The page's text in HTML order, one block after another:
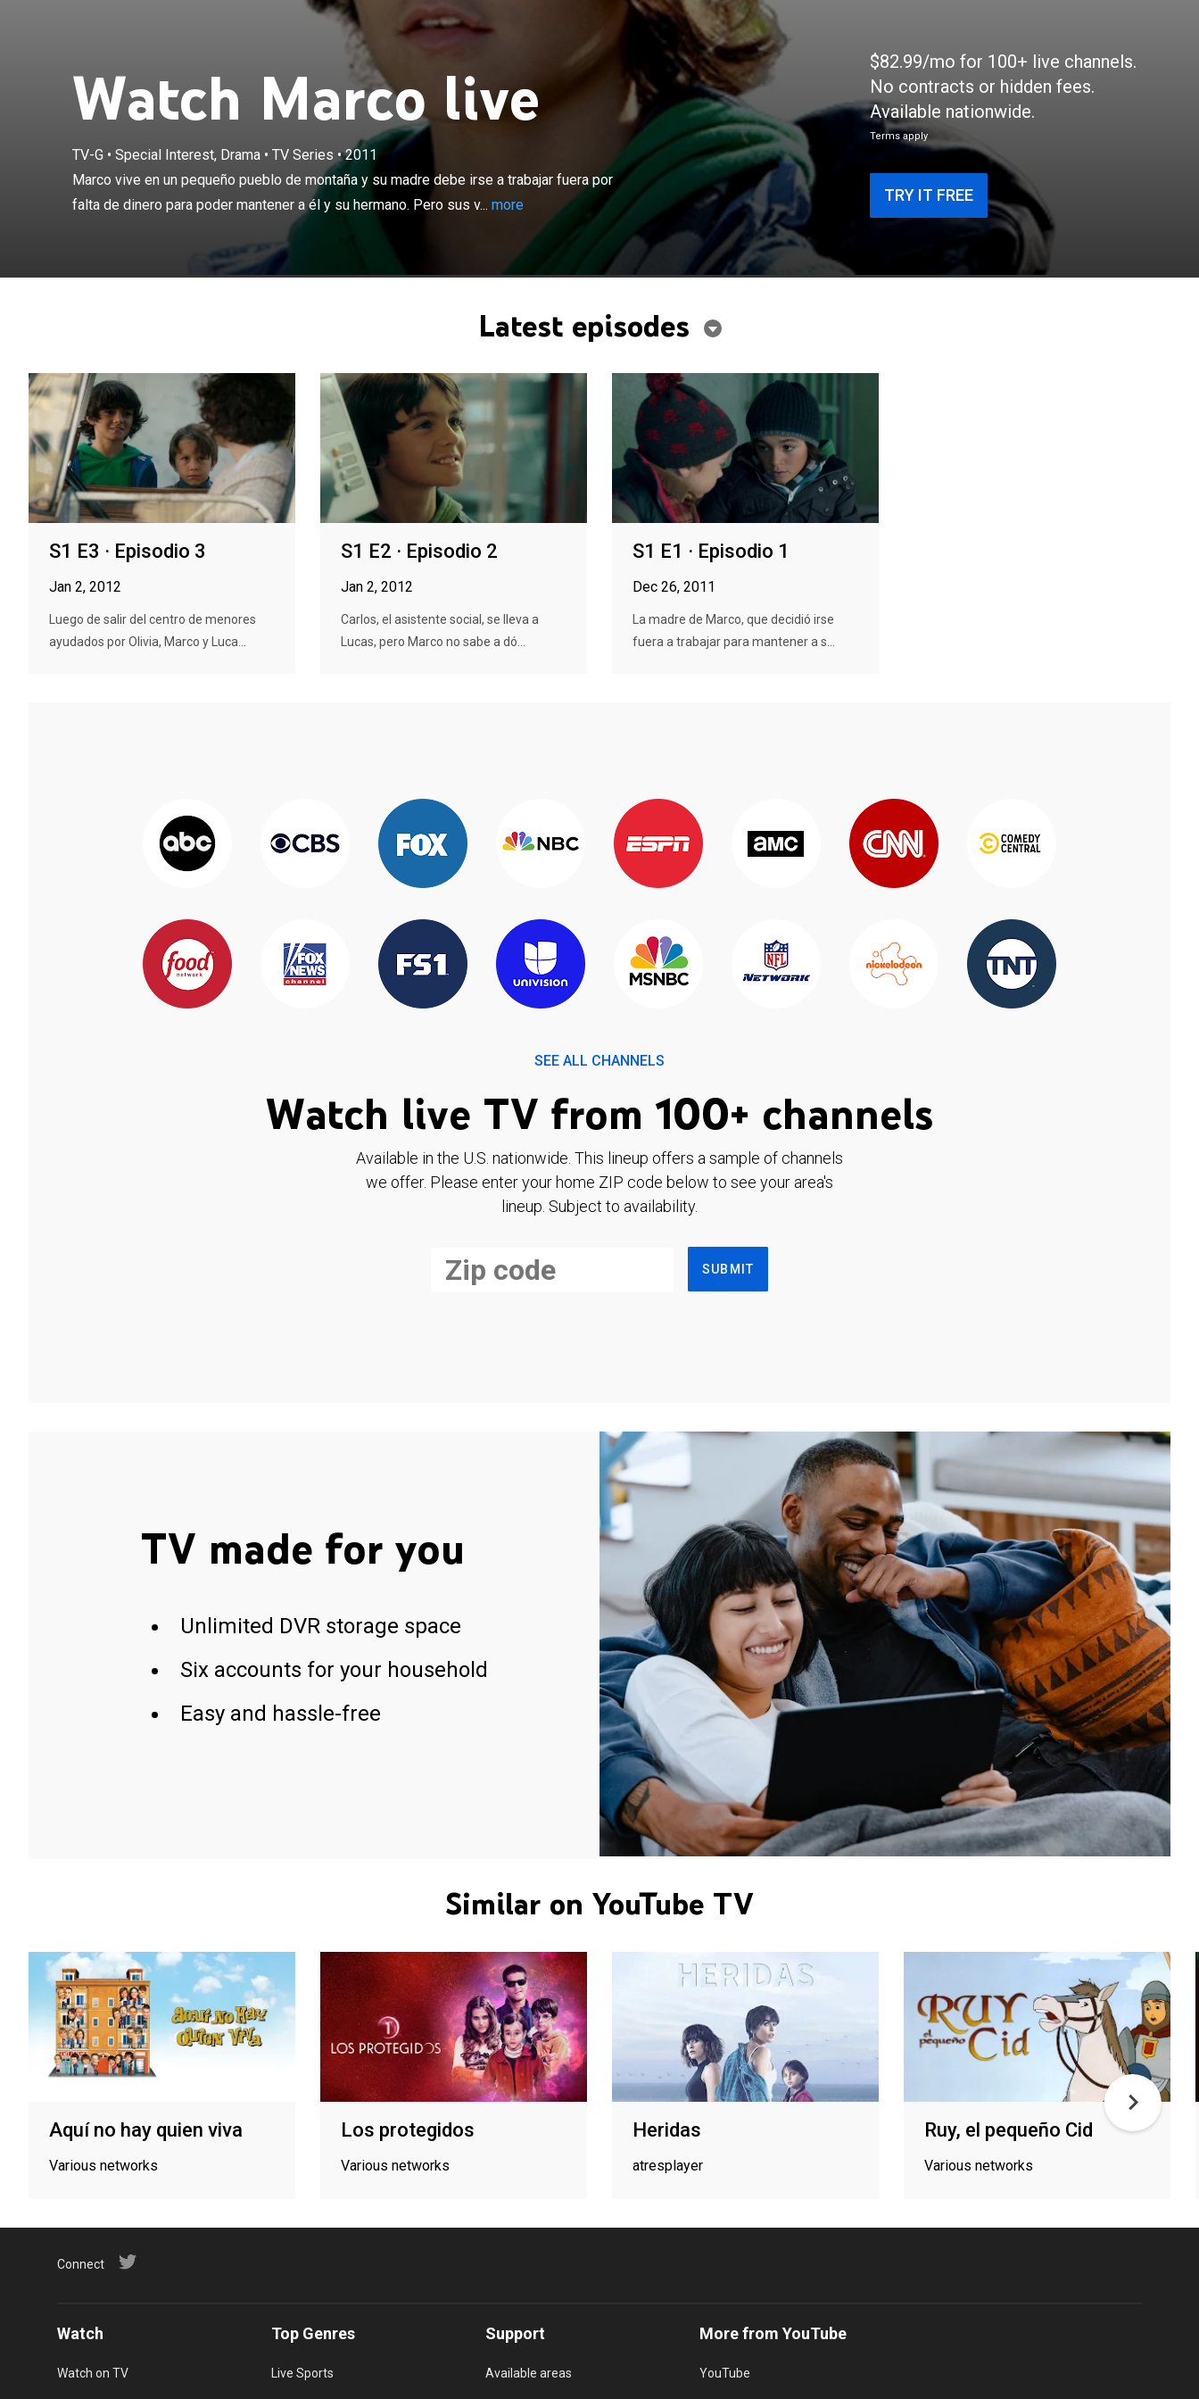
Watch Marco live
TV-G • Special Interest, Drama• TV Series •2011
Marco vive en un pequeño pueblo de montaña y su madre debe irse a trabajar fuera por
falta de dinero para poder mantener a él y su hermano. Pero sus v... more
Marco vive en un pequeño pueblo de montaña y su madre debe irse a
trabajar fuera por falta de dinero para poder mantener a él y su
hermano. Pero sus vidas cambian cuando dejan de recibir noticias de
ella y deciden viajar para encontrar a su mamá.
×
$82.99/mo for 100+ live channels.
No contracts or hidden fees.
Available nationwide.
Terms apply
TRY IT FREE
Latest episodes
S1 E3 · Episodio 3
Jan 2, 2012
Luego de salir del centro de menores
ayudados por Olivia, Marco y Luca...
S1 E2 · Episodio 2
Jan 2, 2012
Carlos, el asistente social, se lleva a
Lucas, pero Marco no sabe a dó...
S1 E1 · Episodio 1
Dec 26, 2011
La madre de Marco, que decidió irse
fuera a trabajar para mantener a s...
SEE ALL CHANNELS
Watch live TV from 100+ channels
Available in the U.S. nationwide. This lineup offers a sample of channels
we offer. Please enter your home ZIP code below to see your area's
lineup. Subject to availability.
SUBMIT
TV made for you
Unlimited DVR storage space
Six accounts for your household
Easy and hassle-free
Similar on YouTube TV
Aquí no hay quien viva
Various networks
Los protegidos
Various networks
Heridas
atresplayer
Ruy, el pequeño Cid
Various networks
Connect
Watch
Watch on TV
Top Genres
Live Sports
Support
Available areas
More from YouTube
YouTube